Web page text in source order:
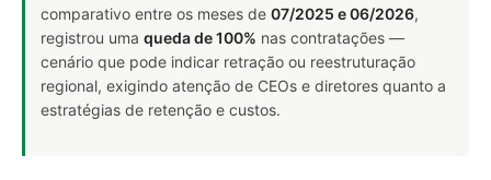
comparativo entre os meses de 07/2025 e 06/2026,
registrou uma queda de 100% nas contratações —
cenário que pode indicar retração ou reestruturação
regional, exigindo atenção de CEOs e diretores quanto a
estratégias de retenção e custos.